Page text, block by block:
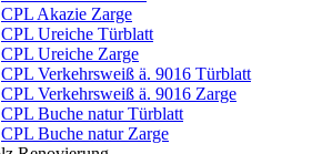
CPL Akazie Zarge
CPL Ureiche Türblatt
CPL Ureiche Zarge
CPL Verkehrsweiß ä. 9016 Türblatt
CPL Verkehrsweiß ä. 9016 Zarge
CPL Buche natur Türblatt
CPL Buche natur Zarge